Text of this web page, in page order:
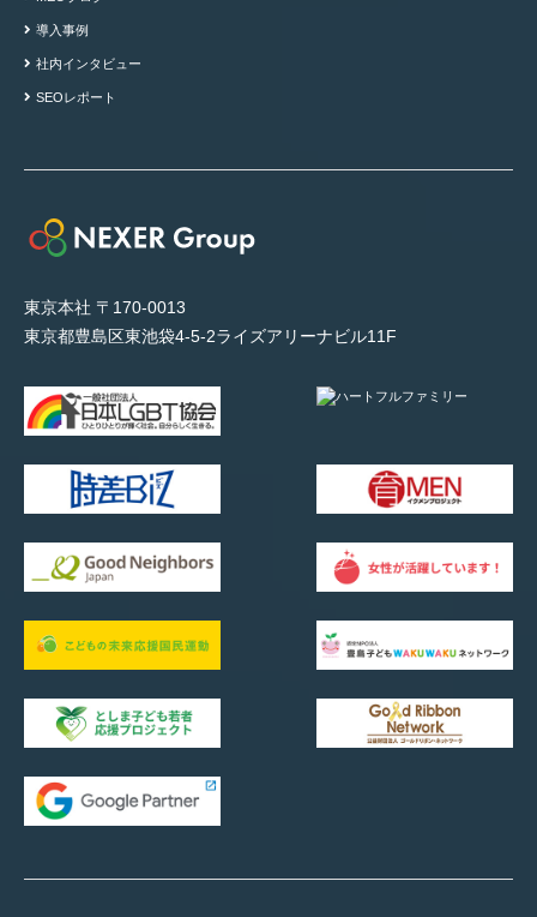
東京本社 〒170-0013
東京都豊島区東池袋4-5-2ライズアリーナビル11F
導入事例
社内インタビュー
SEOレポート